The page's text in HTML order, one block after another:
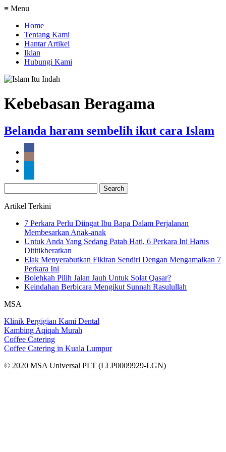
≡ Menu
Home
Tentang Kami
Hantar Artikel
Iklan
Hubungi Kami
Kebebasan Beragama
Belanda haram sembelih ikut cara Islam
for:
Artikel Terkini
7 Perkara Perlu Diingat Ibu Bapa Dalam Perjalanan
Membesarkan Anak-anak
Untuk Anda Yang Sedang Patah Hati, 6 Perkara Ini Harus
Dititikberatkan
Elak Menyerabutkan Fikiran Sendiri Dengan Mengamalkan 7
Perkara Ini
Bolehkah Pilih Jalan Jauh Untuk Solat Qasar?
Keindahan Berbicara Mengikut Sunnah Rasulullah
MSA
Klinik Pergigian Kami Dental
Kambing Aqiqah Murah
Coffee Catering
Coffee Catering in Kuala Lumpur
© 2020 MSA Universal PLT (LLP0009929-LGN)